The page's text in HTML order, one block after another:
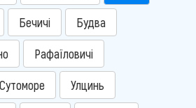
Бечичі Будва
Рафаїловичі
Сутоморе Улцинь